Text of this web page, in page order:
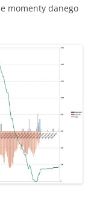
momenty danego